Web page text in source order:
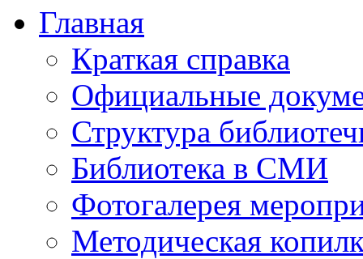
Главная
Краткая справка
Официальные
Структура
Библиотека в СМИ
Фотогалерея
Методическая